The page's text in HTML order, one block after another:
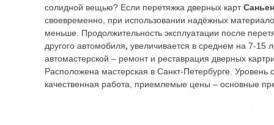
солидной вещью? Если перетяжка дверных карт
своевременно, при использовании надёжных
меньше. Продолжительность эксплуатации после
другого автомобиля, увеличивается в среднем на 7-15
автомастерской – ремонт и реставрация дверных
Расположена мастерская в Санкт-Петербурге. Уровень
качественная работа, приемлемые цены – основные